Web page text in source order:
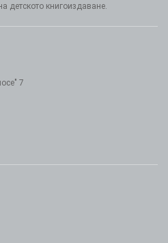
детското книгоиздаване.
7